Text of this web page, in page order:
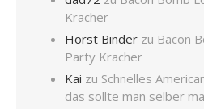
Kracher
Horst Binder zu Bacon
Party Kracher
Kai zu Schnelles
das sollte man selber